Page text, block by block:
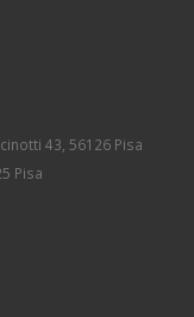
43, 56126 Pisa
Pisa